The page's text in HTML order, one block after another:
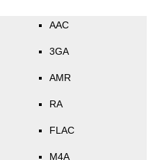
AAC
3GA
AMR
RA
FLAC
M4A